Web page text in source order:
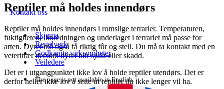
Kontakt oss
Skjema
Regelverk
Godkjente virksomheter
Veiledere
The page is not available in English.
Reptiler må holdes innendørs
Reptiler må holdes innendørs i romslige terrarier. Temperaturen,
fuktigheten, innredningen og underlaget i terrariet må passe for
arten. Dyret må også få riktig fôr og stell. Du må ta kontakt med en
veterinær dersom dyret blir sjukt eller skadd.
Det er i utgangpunktet ikke lov å holde reptiler utendørs. Det er
derfor heller ikke lov å sette ut reptiler du ikke lenger vil ha.